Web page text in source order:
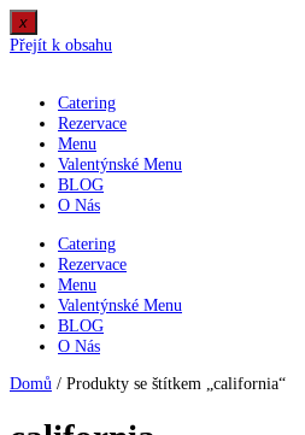
x
Přejít k obsahu
Catering
Rezervace
Menu
Valentýnské Menu
BLOG
O Nás
Catering
Rezervace
Menu
Valentýnské Menu
BLOG
O Nás
Domů / Produkty se štítkem „california“